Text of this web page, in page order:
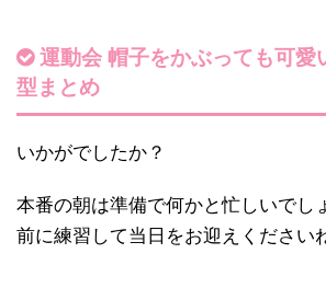
運動会 帽子をかぶっても可愛
型まとめ
いかがでしたか？
本番の朝は準備で何かと忙しいでし
前に練習して当日をお迎えください